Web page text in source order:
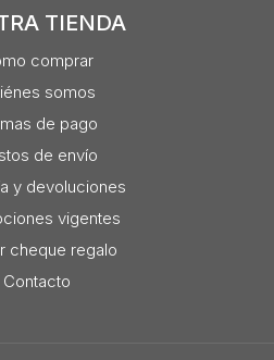
TIENDA
comprar
somos
de pago
de envío
y devoluciones
vigentes
cheque regalo
Contacto